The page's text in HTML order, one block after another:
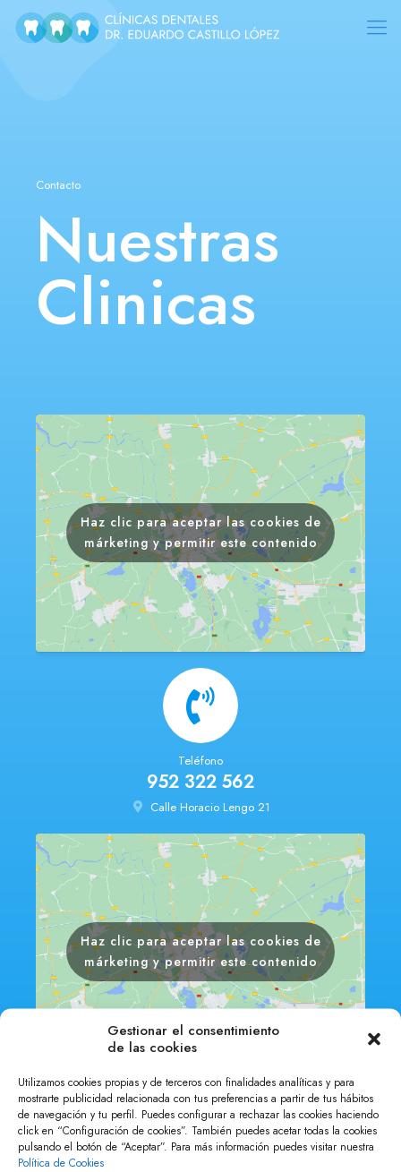
Gestionar el consentimiento
de las cookies
Utilizamos cookies propias y de terceros con finalidades analíticas y para
mostrarte publicidad relacionada con tus preferencias a partir de tus hábitos
de navegación y tu perfil. Puedes configurar a rechazar las cookies haciendo
click en “Configuración de cookies”. También puedes acetar todas la cookies
pulsando el botón de “Aceptar”. Para más información puedes visitar nuestra
Política de Cookies
Contacto
Nuestras
Clinicas
Haz clic para aceptar las cookies de
márketing y permitir este contenido
Teléfono
952 322 562​
Calle Horacio Lengo 21
Haz clic para aceptar las cookies de
márketing y permitir este contenido